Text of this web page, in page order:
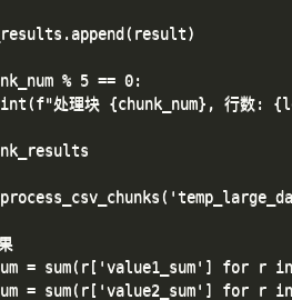
% 5 == 0:
处理块 {chunk_num}, 行数:
= sum(r['value1_sum'] for r
= sum(r['value2_sum'] for r